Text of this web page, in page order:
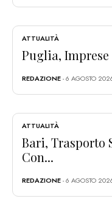
ATTUALITÀ
Puglia,
REDAZIONE- 6 AGOSTO
ATTUALITÀ
Bari, Trasporto
Con...
REDAZIONE- 6 AGOSTO